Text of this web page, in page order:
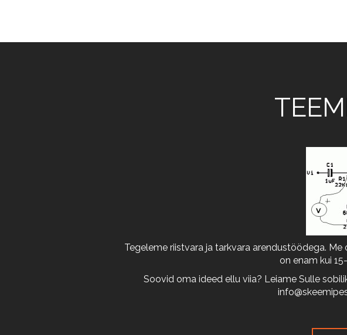
Tegeleme riistvara ja tarkvara arendustöödega.
on enam kui
Soovid oma ideed ellu viia? Leiame Sulle